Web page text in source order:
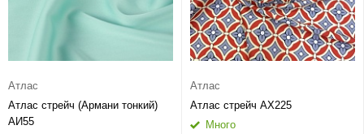
Атлас
Атлас стрейч (Армани тонкий)
АИ55
Атлас
Атлас стрейч АХ225
Много